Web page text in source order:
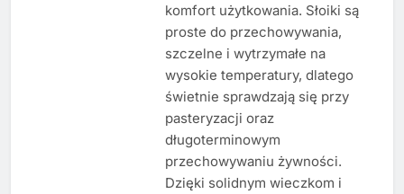
komfort użytkowania. Słoiki są
proste do przechowywania,
szczelne i wytrzymałe na
wysokie temperatury, dlatego
świetnie sprawdzają się przy
pasteryzacji oraz
długoterminowym
przechowywaniu żywności.
Dzięki solidnym wieczkom i